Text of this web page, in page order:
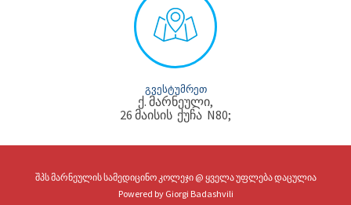
ᲒᲕᲔᲡᲢᲣᲛᲠᲔᲗ
ქ. მარნეული,
26 მაისის ქუჩა N80;
შპს მარნეულის სამედიცინო კოლეჯი @ ყველა უფლება დაცულია
Powered by Giorgi Badashvili